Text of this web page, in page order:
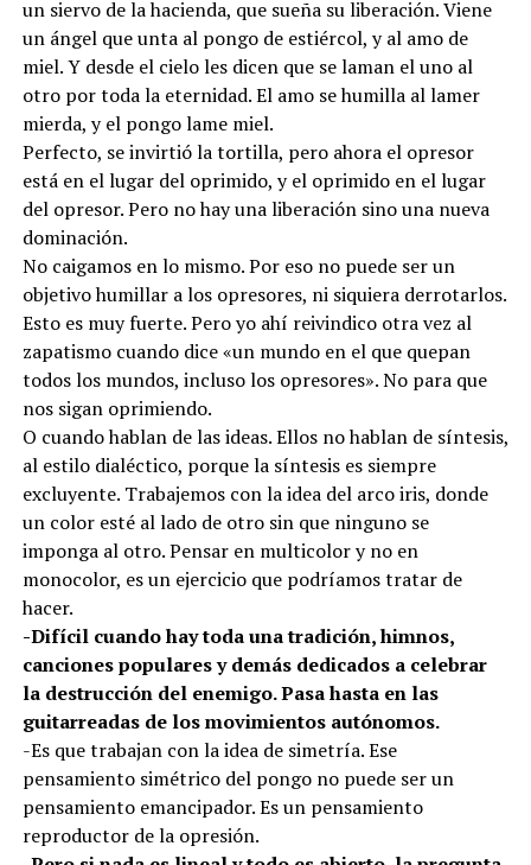
un siervo de la hacienda, que sueña su liberación. Viene
un ángel que unta al pongo de estiércol, y al amo de
miel. Y desde el cielo les dicen que se laman el uno al
otro por toda la eternidad. El amo se humilla al lamer
mierda, y el pongo lame miel.
Perfecto, se invirtió la tortilla, pero ahora el opresor
está en el lugar del oprimido, y el oprimido en el lugar
del opresor. Pero no hay una liberación sino una nueva
dominación.
No caigamos en lo mismo. Por eso no puede ser un
objetivo humillar a los opresores, ni siquiera derrotarlos.
Esto es muy fuerte. Pero yo ahí reivindico otra vez al
zapatismo cuando dice «un mundo en el que quepan
todos los mundos, incluso los opresores». No para que
nos sigan oprimiendo.
O cuando hablan de las ideas. Ellos no hablan de síntesis,
al estilo dialéctico, porque la síntesis es siempre
excluyente. Trabajemos con la idea del arco iris, donde
un color esté al lado de otro sin que ninguno se
imponga al otro. Pensar en multicolor y no en
monocolor, es un ejercicio que podríamos tratar de
hacer.
-Difícil cuando hay toda una tradición, himnos,
canciones populares y demás dedicados a celebrar
la destrucción del enemigo. Pasa hasta en las
guitarreadas de los movimientos autónomos.
-Es que trabajan con la idea de simetría. Ese
pensamiento simétrico del pongo no puede ser un
pensamiento emancipador. Es un pensamiento
reproductor de la opresión.